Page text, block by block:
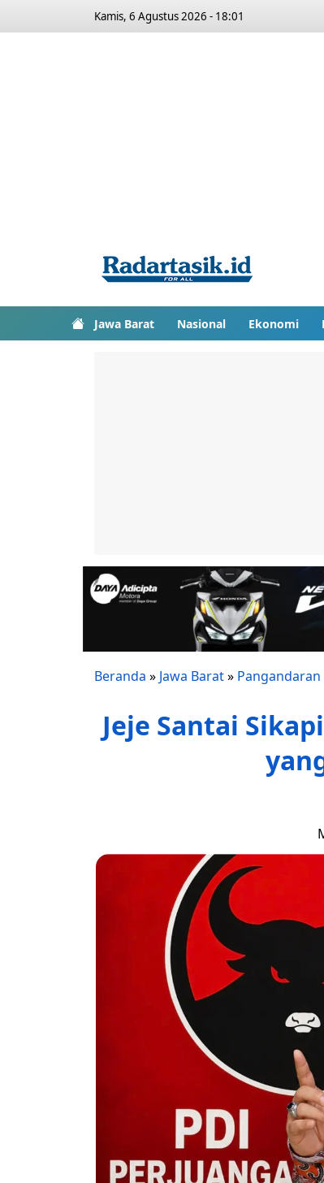
Kamis, 6 Agustus 2026 - 18:01
Jawa Barat Nasional Ekonomi
Beranda » Jawa Barat» Pangandaran
Jeje Santai